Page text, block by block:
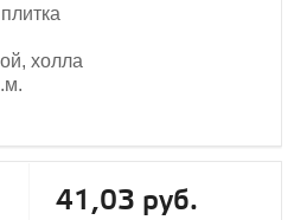
холла
41,03 руб.